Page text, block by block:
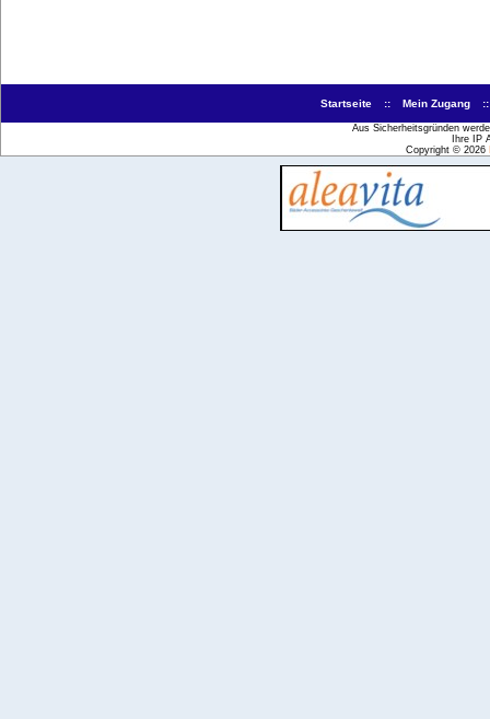
Startseite :: Mein Zugang
Aus Sicherheitsgründen
Ihre IP
Copyright © 2026